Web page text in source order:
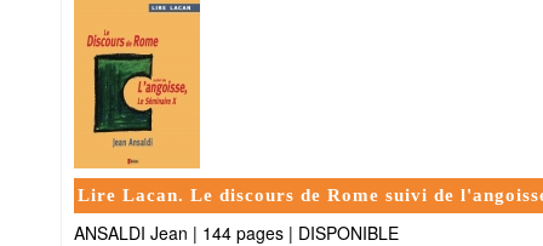
Lire Lacan. Le discours de Rome suivi de
ANSALDI Jean | 144 pages | DISPONIBLE